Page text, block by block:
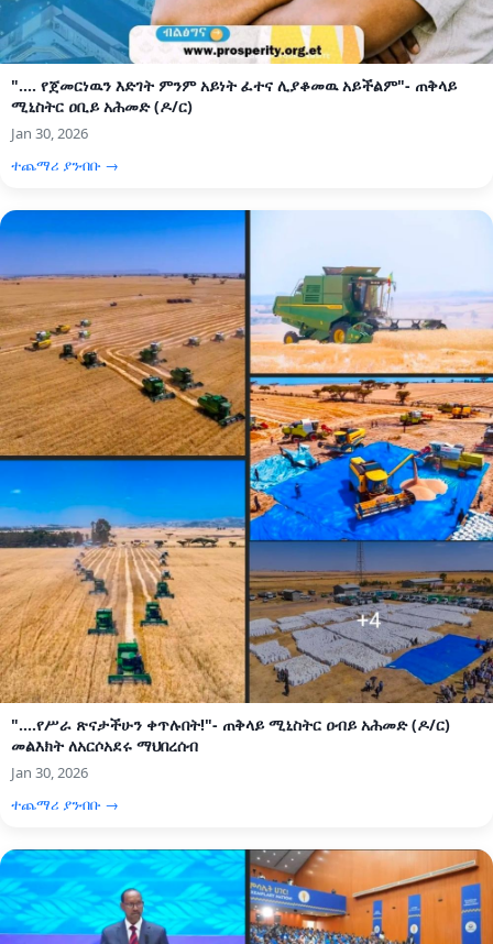
".... የጀመርነዉን እድገት ምንም አይነት ፈተና ሊያቆመዉ አይችልም"- ጠቅላይ
ሚኒስትር ዐቢይ አሕመድ (ዶ/ር)
Jan 30, 2026
ተጨማሪ ያንብቡ →
"....የሥራ ጽናታችሁን ቀጥሉበት!"- ጠቅላይ ሚኒስትር ዐብይ አሕመድ (ዶ/ር)
መልእክት ለአርሶአደሩ ማህበረሰብ
Jan 30, 2026
ተጨማሪ ያንብቡ →